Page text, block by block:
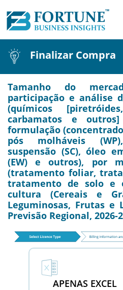
Finalizar Compra
Tamanho do
participação e análise
(químicos
carbamatos e
formulação
pós molháveis
suspensão (SC), óleo
(EW) e outros), por
(tratamento foliar,
tratamento de solo e
cultura (Cereais e
Leguminosas, Frutas e
Previsão Regional, 2026-
APENAS EXCEL